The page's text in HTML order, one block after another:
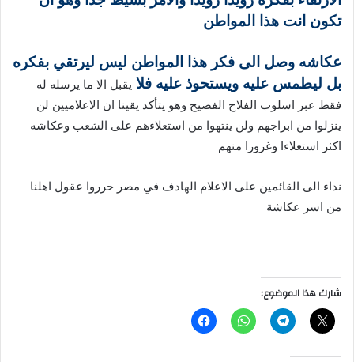
تكون انت هذا المواطن
عكاشه وصل الى فكر هذا المواطن ليس ليرتقي بفكره
بل ليطمس عليه ويستحوذ عليه فلا يقبل الا ما يرسله له
فقط عبر اسلوب الفلاح الفصيح وهو يتأكد يقينا ان الاعلاميين لن
ينزلوا من ابراجهم ولن ينتهوا من استعلاءهم على الشعب وعكاشه
اكثر استعلاءا وغرورا منهم
نداء الى القائمين على الاعلام الهادف في مصر حرروا عقول اهلنا
من اسر عكاشة
شارك هذا الموضوع: